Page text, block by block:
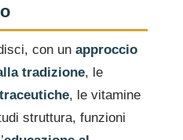
con un approccio
tradizione, le
, le vitamine
struttura, funzioni